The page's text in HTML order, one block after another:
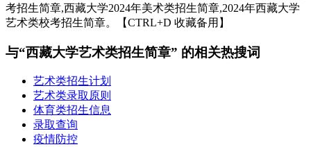
考招生简章,西藏大学2024年美术类招生简章,2024年西藏大学
艺术类校考招生简章。【CTRL+D 收藏备用】
与“西藏大学艺术类招生简章” 的相关热搜词
艺术类招生计划
艺术类录取原则
体育类招生信息
录取查询
疫情防控